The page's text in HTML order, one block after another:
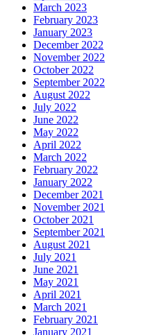
March 2023
February 2023
January 2023
December 2022
November 2022
October 2022
September 2022
August 2022
July 2022
June 2022
May 2022
April 2022
March 2022
February 2022
January 2022
December 2021
November 2021
October 2021
September 2021
August 2021
July 2021
June 2021
May 2021
April 2021
March 2021
February 2021
January 2021